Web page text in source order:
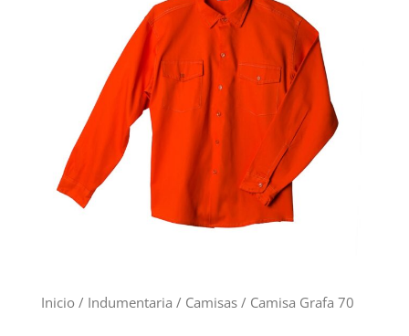
Inicio / Indumentaria / Camisas/ Camisa Grafa 70